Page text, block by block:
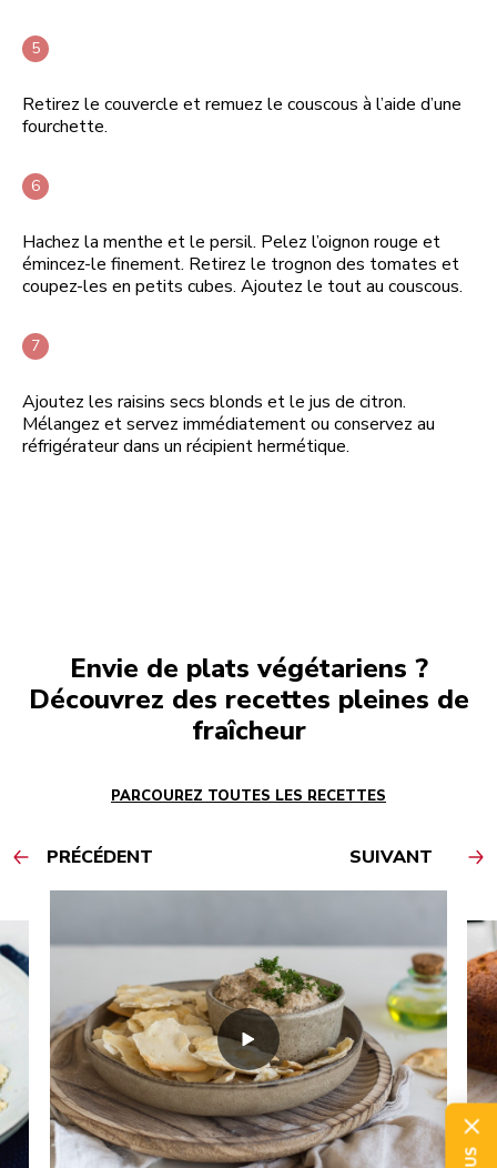
Retirez le couvercle et remuez le couscous à l’aide d’une
fourchette.
Hachez la menthe et le persil. Pelez l’oignon rouge et
émincez-le finement. Retirez le trognon des tomates et
coupez-les en petits cubes. Ajoutez le tout au couscous.
Ajoutez les raisins secs blonds et le jus de citron.
Mélangez et servez immédiatement ou conservez au
réfrigérateur dans un récipient hermétique.
Envie de plats végétariens ?
Découvrez des recettes pleines de
fraîcheur
PARCOUREZ TOUTES LES RECETTES
PRÉCÉDENT SUIVANT